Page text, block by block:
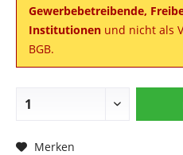
Gewerbebetreibende,
Institutionen und nicht als
BGB.
Merken